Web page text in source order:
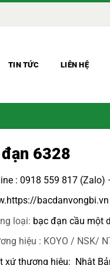
TIN TỨC LIÊN HỆ
6328
: 0918 559 817 (Zalo)
bacdanvongbi.vn
loại: bạc đạn cầu một
hiệu : KOYO / NSK/
xứ thương hiệu: Nhật